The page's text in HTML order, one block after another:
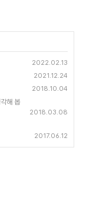
2022.02.13
2021.12.24
2018.10.04
해 봅
2018.03.08
2017.06.12